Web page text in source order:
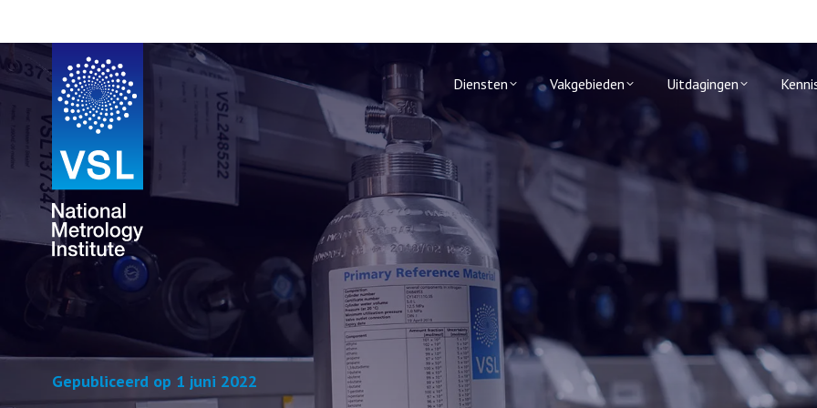
Diensten Vakgebieden Uitdagingen
Gepubliceerd op 1 juni 2022